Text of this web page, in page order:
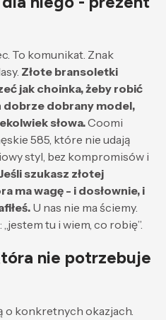
To komunikat. Znak
Złote bransoletki
jak choinka, żeby robić
dobrany model,
słowa.Coomi
585, które nie udają
styl, bez kompromisów i
Jeśli szukasz złotej
ma wagę - i dosłownie, i
U nas nie ma ściemy.
tu i wiem, co robię”.
nie potrzebuje
o konkretnych okazjach.